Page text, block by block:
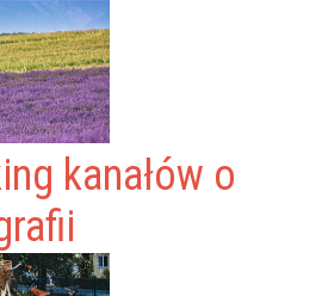
kanałów o